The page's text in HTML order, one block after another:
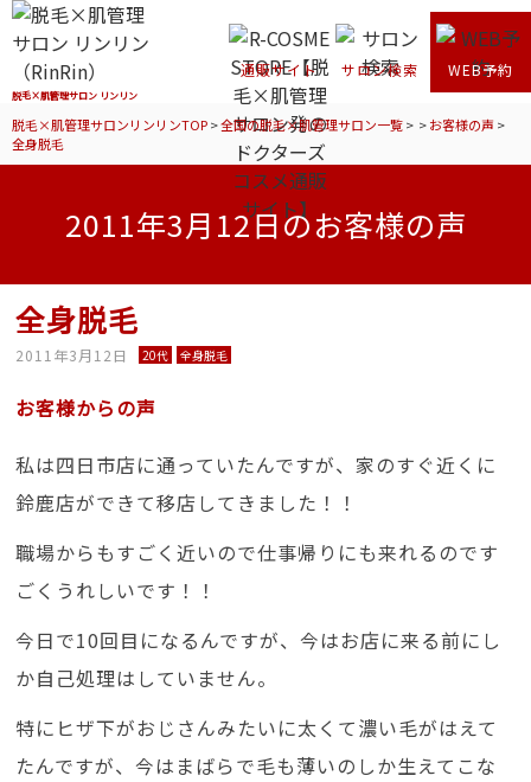
脱毛×肌管理サロン リンリン
通販サイト サロン検索 WEB予約
脱毛×肌管理サロンリンリンTOP>全国の脱毛×肌管理サロン一覧> >お客様の声 >
全身脱毛
2011年3月12日のお客様の声
全身脱毛
2011年3月12日 20代 全身脱毛
お客様からの声
私は四日市店に通っていたんですが、家のすぐ近くに
鈴鹿店ができて移店してきました！！
職場からもすごく近いので仕事帰りにも来れるのです
ごくうれしいです！！
今日で10回目になるんですが、今はお店に来る前にし
か自己処理はしていません。
特にヒザ下がおじさんみたいに太くて濃い毛がはえて
たんですが、今はまばらで毛も薄いのしか生えてこな